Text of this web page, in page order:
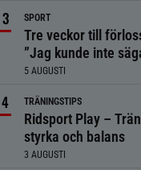
SPORT
Tre veckor till
”Jag kunde inte
5 AUGUSTI
TRÄNINGSTIPS
Ridsport Play –
styrka och balans
3 AUGUSTI